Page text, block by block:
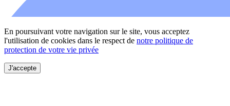
En poursuivant votre navigation sur le site, vous acceptez
l'utilisation de cookies dans le respect de notre politique de
protection de votre vie privée
J'accepte